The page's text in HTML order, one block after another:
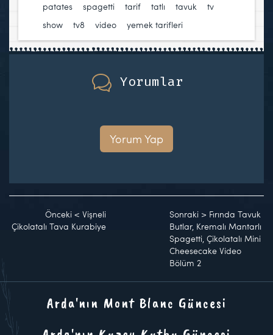
patates
spagetti tarif tatlı tavuk
tv
show
tv8 video yemek tarifleri
Yorumlar
Yorum Yap
Önceki < Vişneli
Çikolatalı Tava Kurabiye
Sonraki > Fırında Tavuk
Butlar, Kremalı Mantarlı
Spagetti, Çikolatalı Mini
Cheesecake Video
Bölüm 2
Arda'nın Mont Blanc Güncesi